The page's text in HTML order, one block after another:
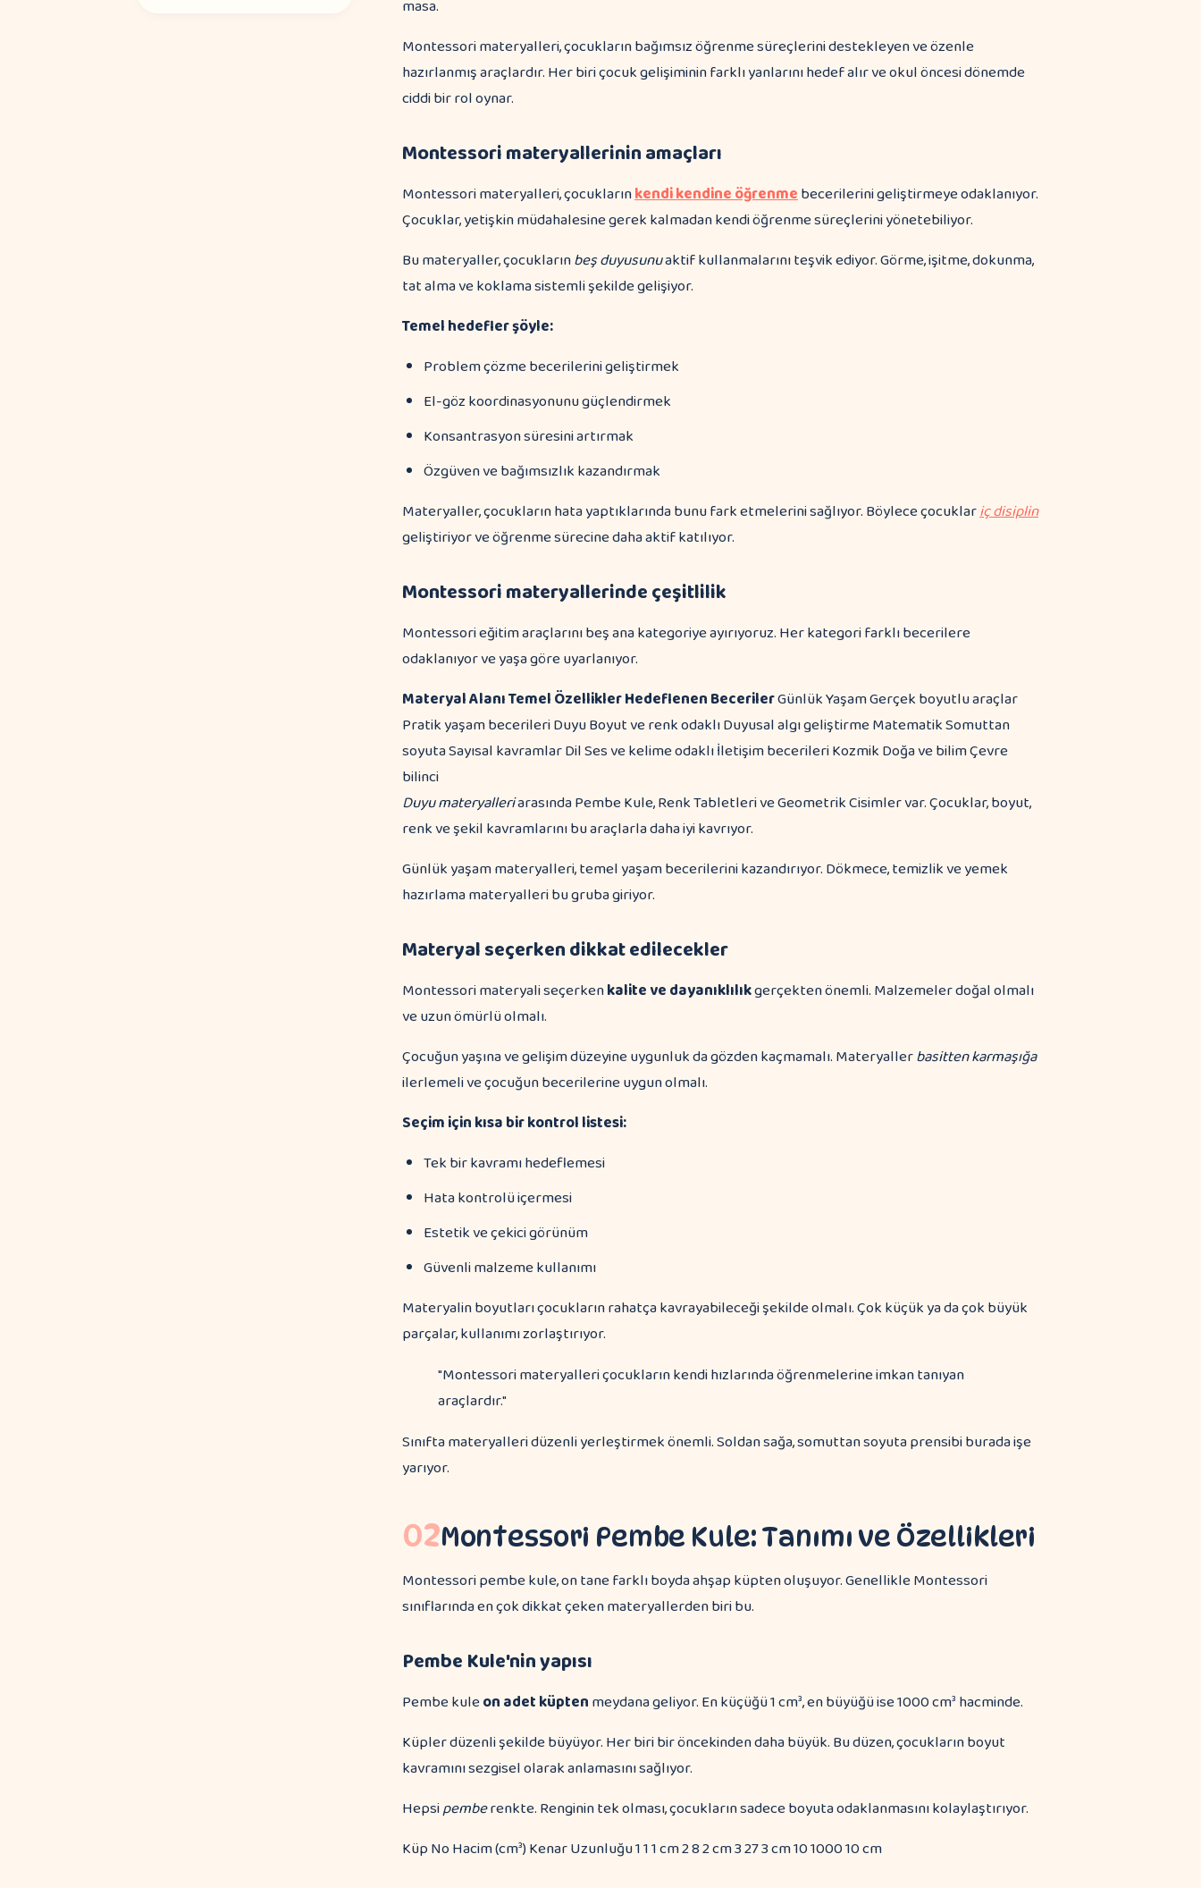
Montessori materyalleri, çocukların bağımsız öğrenme süreçlerini destekleyen ve özenle
hazırlanmış araçlardır. Her biri çocuk gelişiminin farklı yanlarını hedef alır ve okul öncesi dönemde
ciddi bir rol oynar.
Montessori materyallerinin amaçları
Montessori materyalleri, çocuklarınkendi kendine öğrenmebecerilerini geliştirmeye odaklanıyor.
Çocuklar, yetişkin müdahalesine gerek kalmadan kendi öğrenme süreçlerini yönetebiliyor.
Bu materyaller, çocuklarınbeş duyusunuaktif kullanmalarını teşvik ediyor. Görme, işitme, dokunma,
tat alma ve koklama sistemli şekilde gelişiyor.
Temel hedefler şöyle:
Problem çözme becerilerini geliştirmek
El-göz koordinasyonunu güçlendirmek
Konsantrasyon süresini artırmak
Özgüven ve bağımsızlık kazandırmak
Materyaller, çocukların hata yaptıklarında bunu fark etmelerini sağlıyor. Böylece çocuklariç disiplin
geliştiriyor ve öğrenme sürecine daha aktif katılıyor.
Montessori materyallerinde çeşitlilik
Montessori eğitim araçlarını beş ana kategoriye ayırıyoruz. Her kategori farklı becerilere
odaklanıyor ve yaşa göre uyarlanıyor.
Materyal AlanıTemel ÖzelliklerHedeflenen BecerilerGünlük Yaşam Gerçek boyutlu araçlar
Pratik yaşam becerileri Duyu Boyut ve renk odaklı Duyusal algı geliştirme Matematik Somuttan
soyuta Sayısal kavramlar Dil Ses ve kelime odaklı İletişim becerileri Kozmik Doğa ve bilim Çevre
bilinci
Duyu materyalleriarasında Pembe Kule, Renk Tabletleri ve Geometrik Cisimler var. Çocuklar, boyut,
renk ve şekil kavramlarını bu araçlarla daha iyi kavrıyor.
Günlük yaşam materyalleri, temel yaşam becerilerini kazandırıyor. Dökmece, temizlik ve yemek
hazırlama materyalleri bu gruba giriyor.
Materyal seçerken dikkat edilecekler
Montessori materyali seçerkenkalite ve dayanıklılıkgerçekten önemli. Malzemeler doğal olmalı
ve uzun ömürlü olmalı.
Çocuğun yaşına ve gelişim düzeyine uygunluk da gözden kaçmamalı. Materyallerbasitten karmaşığa
ilerlemeli ve çocuğun becerilerine uygun olmalı.
Seçim için kısa bir kontrol listesi:
Tek bir kavramı hedeflemesi
Hata kontrolü içermesi
Estetik ve çekici görünüm
Güvenli malzeme kullanımı
Materyalin boyutları çocukların rahatça kavrayabileceği şekilde olmalı. Çok küçük ya da çok büyük
parçalar, kullanımı zorlaştırıyor.
"Montessori materyalleri çocukların kendi hızlarında öğrenmelerine imkan tanıyan
araçlardır."
Sınıfta materyalleri düzenli yerleştirmek önemli. Soldan sağa, somuttan soyuta prensibi burada işe
yarıyor.
02Montessori Pembe Kule: Tanımı ve Özellikleri
Montessori pembe kule, on tane farklı boyda ahşap küpten oluşuyor. Genellikle Montessori
sınıflarında en çok dikkat çeken materyallerden biri bu.
Pembe Kule'nin yapısı
Pembe kuleon adet küptenmeydana geliyor. En küçüğü 1 cm³, en büyüğü ise 1000 cm³ hacminde.
Küpler düzenli şekilde büyüyor. Her biri bir öncekinden daha büyük. Bu düzen, çocukların boyut
kavramını sezgisel olarak anlamasını sağlıyor.
Hepsipemberenkte. Renginin tek olması, çocukların sadece boyuta odaklanmasını kolaylaştırıyor.
Küp No Hacim (cm³) Kenar Uzunluğu 1 1 1 cm 2 8 2 cm 3 27 3 cm 10 1000 10 cm